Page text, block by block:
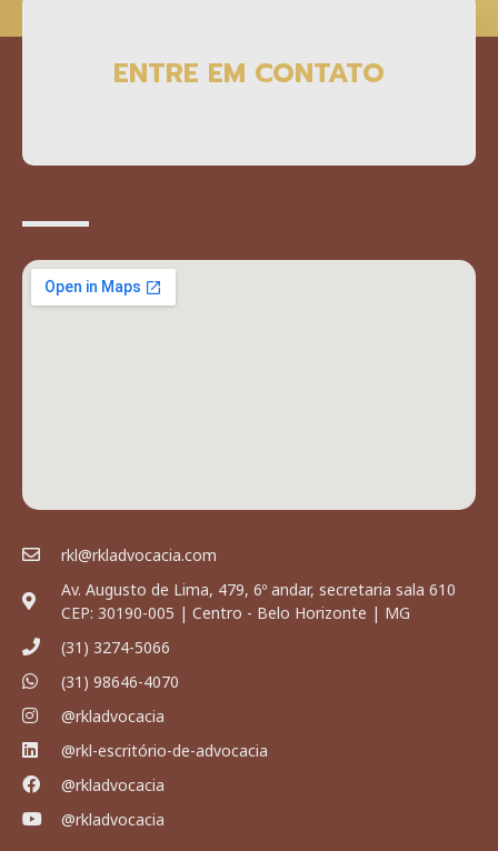
ENTRE EM CONTATO
rkl@rkladvocacia.com
Av. Augusto de Lima, 479, 6º andar, secretaria sala 610
CEP: 30190-005 | Centro - Belo Horizonte | MG
(31) 3274-5066
(31) 98646-4070
@rkladvocacia
@rkl-escritório-de-advocacia
@rkladvocacia
@rkladvocacia